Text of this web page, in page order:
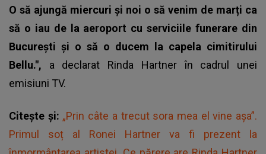
O să ajungă miercuri și noi o să venim de marți ca
să o iau de la aeroport cu serviciile funerare din
București și o să o ducem la capela cimitirului
Bellu.", a declarat Rinda Hartner în cadrul unei
emisiuni TV.
Citește și: „Prin câte a trecut sora mea el vine așa”.
Primul soț al Ronei Hartner va fi prezent la